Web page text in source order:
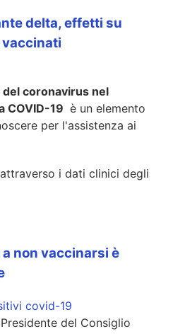
delta, effetti su
coronavirus nel
COVID-19 è un elemento
per l'assistenza ai
i dati clinici degli
non vaccinarsi è
del Consiglio